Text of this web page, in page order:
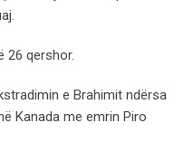
26 qershor.
e Brahimit ndërsa
Kanada me emrin Piro